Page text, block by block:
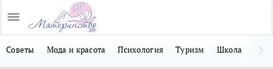
Советы Мода и красота Психология Туризм Школа